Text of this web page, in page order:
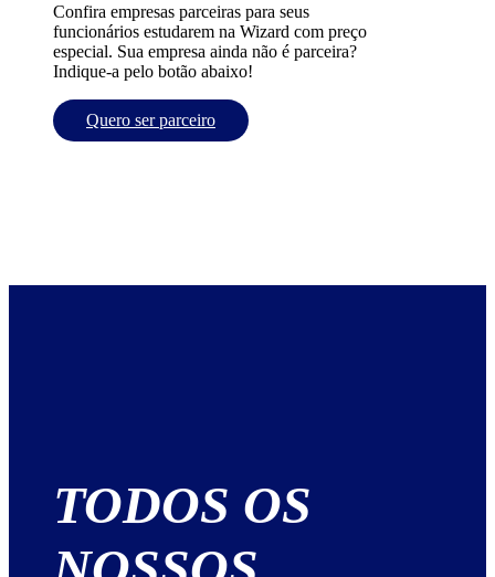
Confira empresas parceiras para seus
funcionários estudarem na Wizard com preço
especial. Sua empresa ainda não é parceira?
Indique-a pelo botão abaixo!
Quero ser parceiro
TODOS OS